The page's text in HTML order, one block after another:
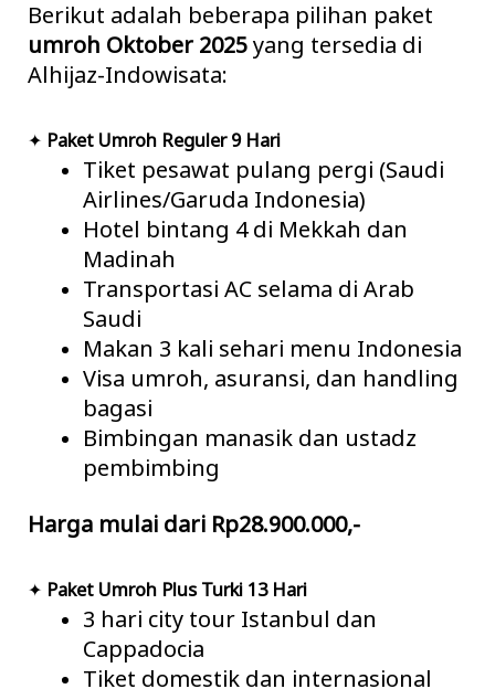
Berikut adalah beberapa pilihan paket
umroh Oktober 2025yang tersedia di
Alhijaz-Indowisata:
✦ Paket Umroh Reguler 9 Hari
Tiket pesawat pulang pergi (Saudi
Airlines/Garuda Indonesia)
Hotel bintang 4 di Mekkah dan
Madinah
Transportasi AC selama di Arab
Saudi
Makan 3 kali sehari menu Indonesia
Visa umroh, asuransi, dan handling
bagasi
Bimbingan manasik dan ustadz
pembimbing
Harga mulai dari Rp28.900.000,-
✦ Paket Umroh Plus Turki 13 Hari
3 hari city tour Istanbul dan
Cappadocia
Tiket domestik dan internasional